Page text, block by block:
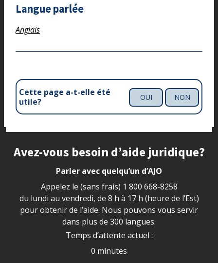
Langue parlée
Anglais
Cette page a-t-elle été
utile?
OUI NON
Site footer
Avez-vous besoin d’aide juridique?
Parler avec quelqu’un d’AJO
Appelez le (sans frais) 1 800 668-8258
du lundi au vendredi, de 8 h à 17 h (heure de l’Est)
pour obtenir de l’aide. Nous pouvons vous servir
dans plus de 300 langues.
Temps d’attente actuel :
0 minutes